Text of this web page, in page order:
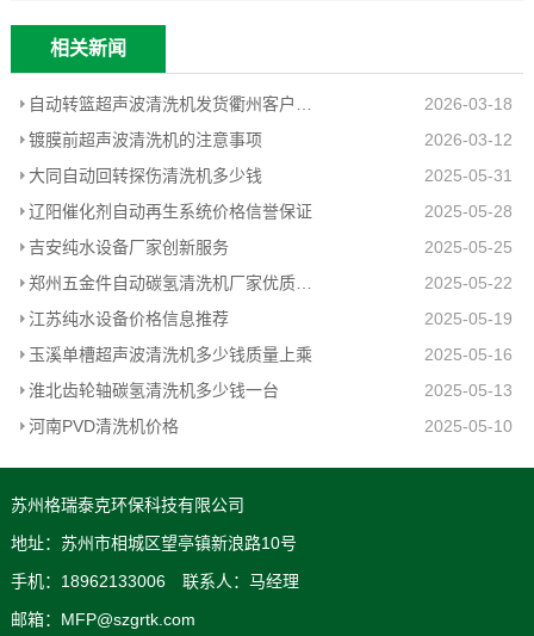
相关新闻
2026-03-18
镀膜前超声波清洗机的注意事项
2026-03-12
大同自动回转探伤清洗机多少钱
2025-05-31
辽阳催化剂自动再生系统价格信誉保证
2025-05-28
吉安纯水设备厂家创新服务
2025-05-25
郑州五金件自动碳氢清洗机厂家优质推荐
2025-05-22
江苏纯水设备价格信息推荐
2025-05-19
玉溪单槽超声波清洗机多少钱质量上乘
2025-05-16
淮北齿轮轴碳氢清洗机多少钱一台
2025-05-13
河南PVD清洗机价格
2025-05-10
苏州格瑞泰克环保科技有限公司
地址：苏州市相城区望亭镇新浪路10号
手机：18962133006 联系人：马经理
邮箱：MFP@szgrtk.com